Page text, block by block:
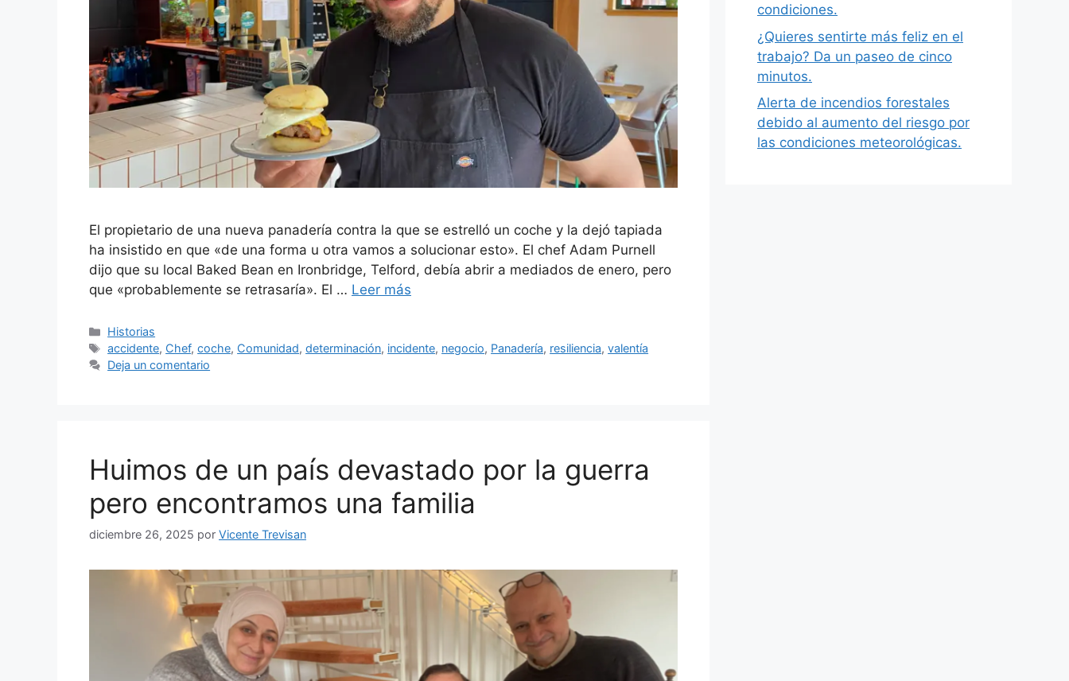
El propietario de una nueva panadería contra la que se estrelló un coche y la dejó tapiada
ha insistido en que «de una forma u otra vamos a solucionar esto». El chef Adam Purnell
dijo que su local Baked Bean en Ironbridge, Telford, debía abrir a mediados de enero, pero
que «probablemente se retrasaría». El … Leer más
Categorías
Historias
Etiquetas
accidente, Chef,coche, Comunidad,determinación, incidente, negocio, Panadería, resiliencia,valentía
Deja un comentario
Huimos de un país devastado por la guerra
pero encontramos una familia
diciembre 26, 2025 por Vicente Trevisan
condiciones.
¿Quieres sentirte más feliz en el
trabajo? Da un paseo de cinco
minutos.
Alerta de incendios forestales
debido al aumento del riesgo por
las condiciones meteorológicas.